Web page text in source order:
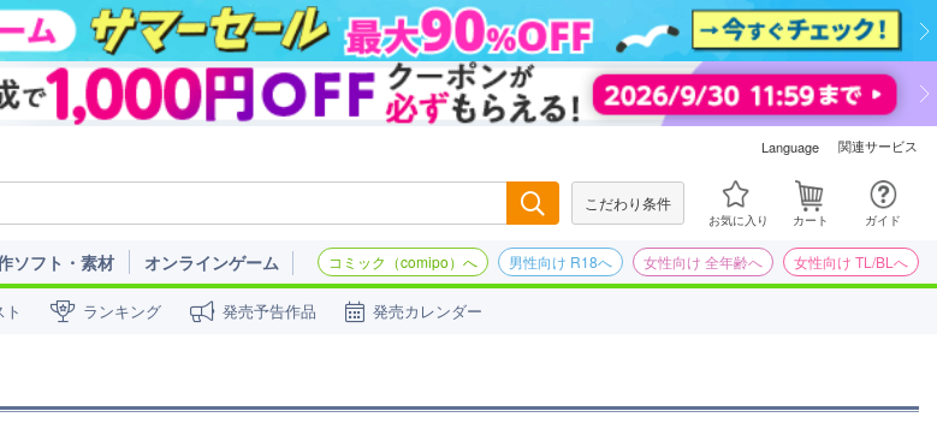
Language 関連サービス
こだわり条件
お気に入り カート ガイド
ソフト・素材 オンラインゲーム コミック（comipo）へ 男性向け R18へ 女性向け 全年齢へ 女性向け TL/BLへ
ランキング 発売予告作品 発売カレンダー